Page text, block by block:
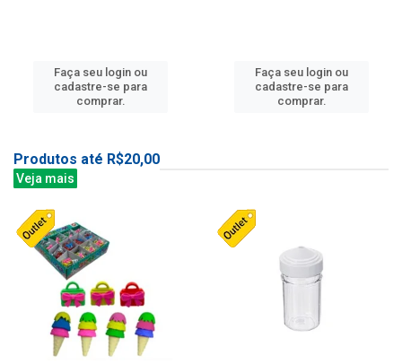
Faça seu login ou
cadastre-se para
comprar.
Faça seu login ou
cadastre-se para
comprar.
Produtos até R$20,00
Veja mais